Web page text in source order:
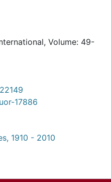
Volume: 49-
17886
1910 - 2010